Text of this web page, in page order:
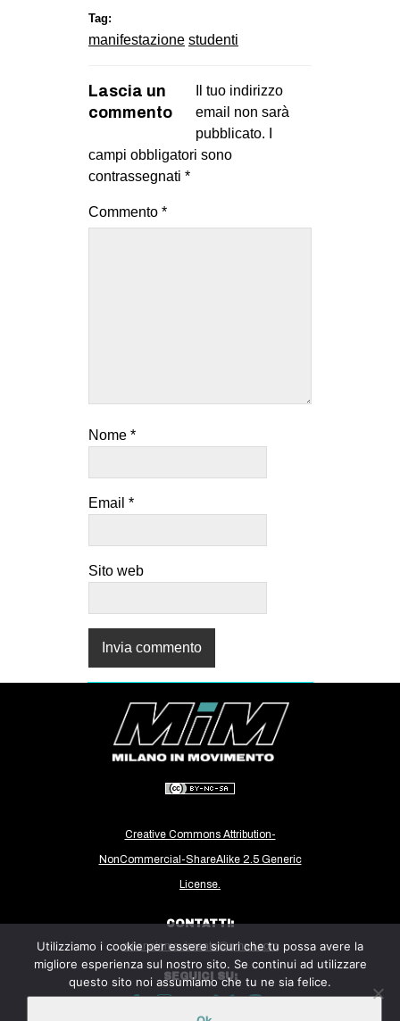
ms
SEARCH
Tag:
manifestazione studenti
Lascia un
commento
Il tuo indirizzo
email non sarà
pubblicato.
campi obbligatori sono
contrassegnati *
Commento *
Nome *
Email *
Sito web
Creative Commons Attribution-
NonCommercial-ShareAlike 2.5 Generic
License.
CONTATTI:
milanoinmovimento@gmail.com
SEGUICI SU:
Utilizziamo i cookie per essere sicuri che tu possa avere la
migliore esperienza sul nostro sito. Se continui ad utilizzare
questo sito noi assumiamo che tu ne sia felice.